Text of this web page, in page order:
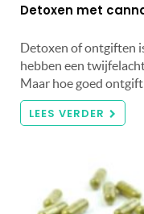
Detoxen met
Detoxen of ontgiften
hebben een
Maar hoe goed
LEES VERDER